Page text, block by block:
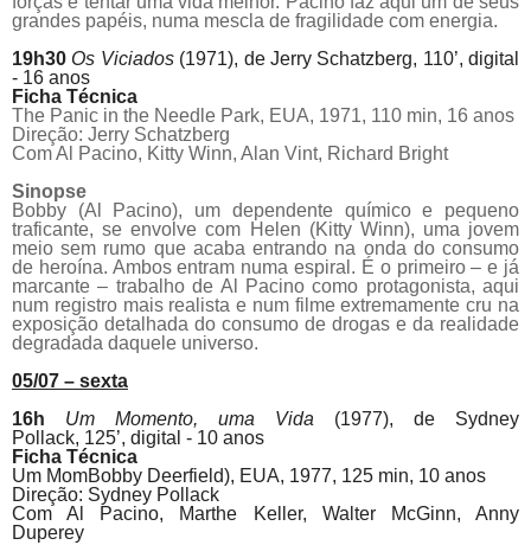
grandes papéis, numa mescla de fragilidade com energia.
19h30 Os Viciados (1971), de Jerry Schatzberg, 110’, digital
- 16 anos
Ficha Técnica
The Panic in the Needle Park, EUA, 1971, 110 min, 16 anos
Direção: Jerry Schatzberg
Com Al Pacino, Kitty Winn, Alan Vint, Richard Bright
Sinopse
Bobby (Al Pacino), um dependente químico e pequeno
traficante, se envolve com Helen (Kitty Winn), uma jovem
meio sem rumo que acaba entrando na onda do consumo
de heroína. Ambos entram numa espiral. É o primeiro – e já
marcante – trabalho de Al Pacino como protagonista, aqui
num registro mais realista e num filme extremamente cru na
exposição detalhada do consumo de drogas e da realidade
degradada daquele universo.
05/07 – sexta
16h Um Momento, uma Vida (1977), de
Sydney
Pollack, 125’, digital - 10 anos
Ficha Técnica
Um MomBobby Deerfield), EUA, 1977, 125 min, 10 anos
Direção: Sydney Pollack
Com Al
Pacino, Marthe Keller, Walter McGinn, Anny
Duperey